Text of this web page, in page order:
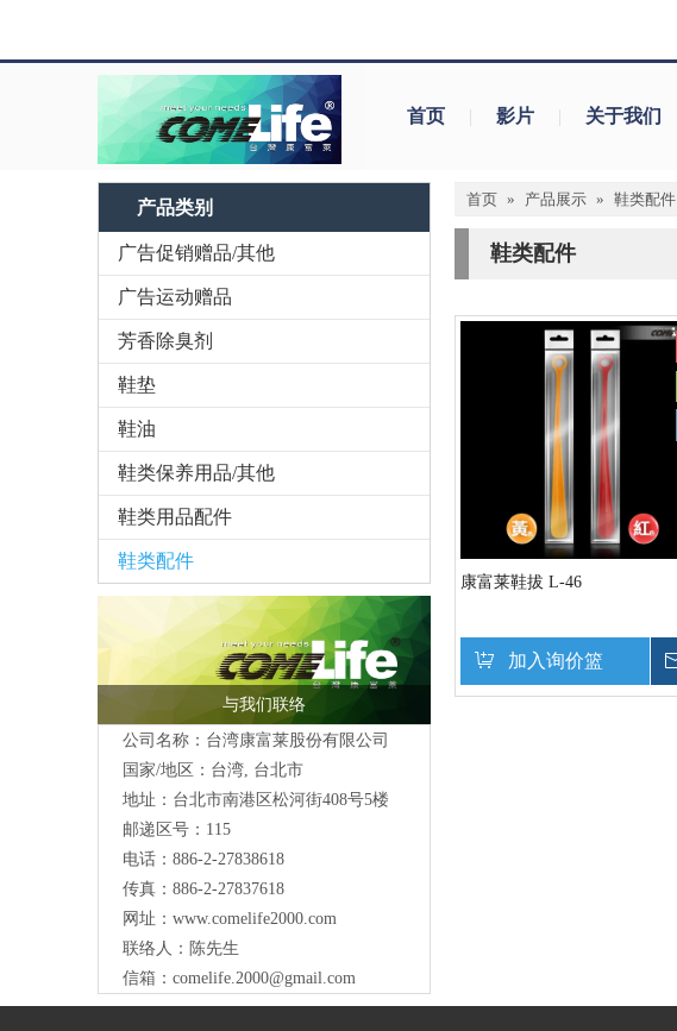
首页 | 影片 | 关于我们
产品类别
广告促销赠品/其他
广告运动赠品
芳香除臭剂
鞋垫
鞋油
鞋类保养用品/其他
鞋类用品配件
鞋类配件
与我们联络
公司名称：台湾康富莱股份有限公司
国家/地区：台湾, 台北市
地址：台北市南港区松河街408号5楼
邮递区号：115
电话：886-2-27838618
传真：886-2-27837618
网址： www.comelife2000.com
联络人：陈先生
信箱： comelife.2000@gmail.com
首页 » 产品展示 » 鞋类配件
鞋类配件
康富莱鞋拔 L-46
加入询价篮